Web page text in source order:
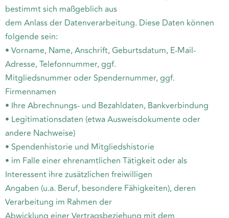
bestimmt sich maßgeblich aus
dem Anlass der Datenverarbeitung. Diese Daten können
folgende sein:
• Vorname, Name, Anschrift, Geburtsdatum, E-Mail-
Adresse, Telefonnummer, ggf.
Mitgliedsnummer oder Spendernummer, ggf.
Firmennamen
• Ihre Abrechnungs- und Bezahldaten, Bankverbindung
• Legitimationsdaten (etwa Ausweisdokumente oder
andere Nachweise)
• Spendenhistorie und Mitgliedshistorie
• im Falle einer ehrenamtlichen Tätigkeit oder als
Interessent ihre zusätzlichen freiwilligen
Angaben (u.a. Beruf, besondere Fähigkeiten), deren
Verarbeitung im Rahmen der